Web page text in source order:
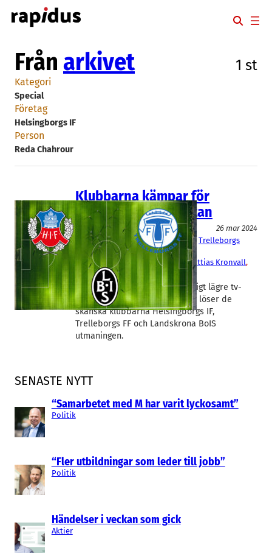
Hoppa
till
SENASTE NYTT
“Samarbetet med M har varit lyckosamt”
Politik
“Fler utbildningar som leder till jobb”
Politik
Händelser i veckan som gick
Aktier
Från arkivet 1 st
Kategori
Special
Företag
Helsingborgs IF
Person
Reda Chahrour
Klubbarna kämpar för
ekonomin i Superettan
Special
26 mar 2024
Helsingborgs IF , Landskrona BoIS, Trelleborgs
Karl-Johan Hallenborg Olsson
Mattias Kronvall
Reda Chahrour
Superettan i fotboll ger betydligt lägre tv-
intäkter än Allsvenskan. Så här löser de
skånska klubbarna Helsingborgs IF,
Trelleborgs FF och Landskrona BoIS
utmaningen.